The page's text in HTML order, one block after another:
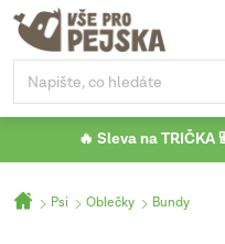
Přejít
obsah
🔥 Sleva na TRIČKA
Domů
Psi Oblečky Bundy